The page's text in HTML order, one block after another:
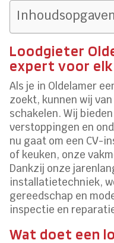
Inhoudsopgaven
Loodgieter
expert voor
Als je in Oldelamer
zoekt, kunnen wij
schakelen. Wij
verstoppingen en
nu gaat om een CV-
of keuken, onze
Dankzij onze
installatietechniek,
gereedschap en
inspectie en
Wat doet een